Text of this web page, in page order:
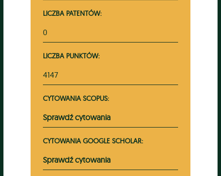
LICZBA PATENTÓW:
0
LICZBA PUNKTÓW:
4147
CYTOWANIA SCOPUS:
Sprawdź cytowania
CYTOWANIA GOOGLE SCHOLAR:
Sprawdź cytowania